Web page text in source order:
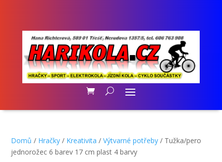
Domů / Hračky / Kreativita /Výtvarné potřeby / Tužka/pero
jednorožec 6 barev 17 cm plast 4 barvy